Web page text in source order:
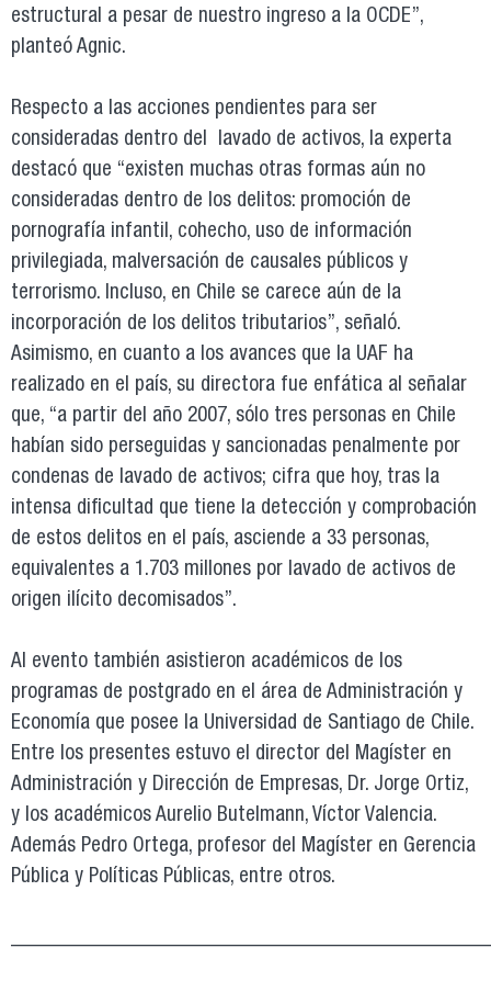
estructural a pesar de nuestro ingreso a la OCDE”,
planteó Agnic.
Respecto a las acciones pendientes para ser
consideradas dentro del lavado de activos, la experta
destacó que “existen muchas otras formas aún no
consideradas dentro de los delitos: promoción de
pornografía infantil, cohecho, uso de información
privilegiada, malversación de causales públicos y
terrorismo. Incluso, en Chile se carece aún de la
incorporación de los delitos tributarios”, señaló.
Asimismo, en cuanto a los avances que la UAF ha
realizado en el país, su directora fue enfática al señalar
que, “a partir del año 2007, sólo tres personas en Chile
habían sido perseguidas y sancionadas penalmente por
condenas de lavado de activos; cifra que hoy, tras la
intensa dificultad que tiene la detección y comprobación
de estos delitos en el país, asciende a 33 personas,
equivalentes a 1.703 millones por lavado de activos de
origen ilícito decomisados”.
Al evento también asistieron académicos de los
programas de postgrado en el área de Administración y
Economía que posee la Universidad de Santiago de Chile.
Entre los presentes estuvo el director del Magíster en
Administración y Dirección de Empresas, Dr. Jorge Ortiz,
y los académicos Aurelio Butelmann, Víctor Valencia.
Además Pedro Ortega, profesor del Magíster en Gerencia
Pública y Políticas Públicas, entre otros.